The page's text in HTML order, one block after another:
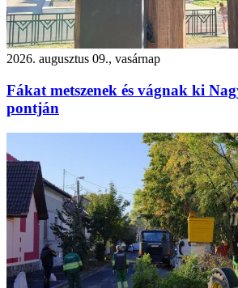
2026. augusztus 09., vasárnap
Fákat metszenek és vágnak ki
pontján